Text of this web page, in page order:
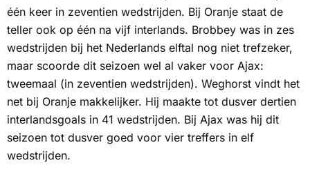
één keer in zeventien wedstrijden. Bij Oranje staat de
teller ook op één na vijf interlands. Brobbey was in zes
wedstrijden bij het Nederlands elftal nog niet trefzeker,
maar scoorde dit seizoen wel al vaker voor Ajax:
tweemaal (in zeventien wedstrijden). Weghorst vindt het
net bij Oranje makkelijker. Hij maakte tot dusver dertien
interlandsgoals in 41 wedstrijden. Bij Ajax was hij dit
seizoen tot dusver goed voor vier treffers in elf
wedstrijden.